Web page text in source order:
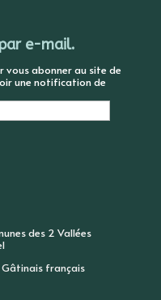
e-mail.
vous abonner au site de
une notification de
des 2 Vallées
français